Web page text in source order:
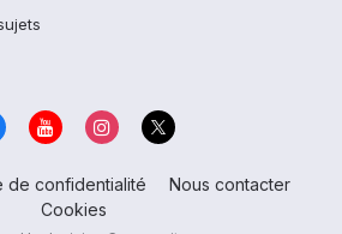
de confidentialité
Nous contacter
Cookies